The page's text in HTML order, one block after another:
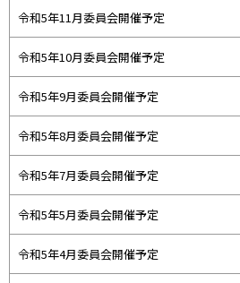
令和5年11月委員会開催予定
令和5年10月委員会開催予定
令和5年9月委員会開催予定
令和5年8月委員会開催予定
令和5年7月委員会開催予定
令和5年5月委員会開催予定
令和5年4月委員会開催予定